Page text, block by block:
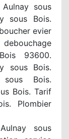
sous
sous Bois.
evier
93600.
sous Bois.
sous Bois.
Bois. Tarif
Plombier
sous